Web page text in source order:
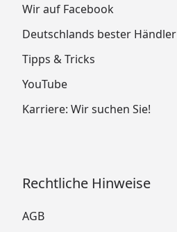
Wir auf Facebook
Deutschlands bester Händler
Tipps & Tricks
YouTube
Karriere: Wir suchen Sie!
Rechtliche Hinweise
AGB